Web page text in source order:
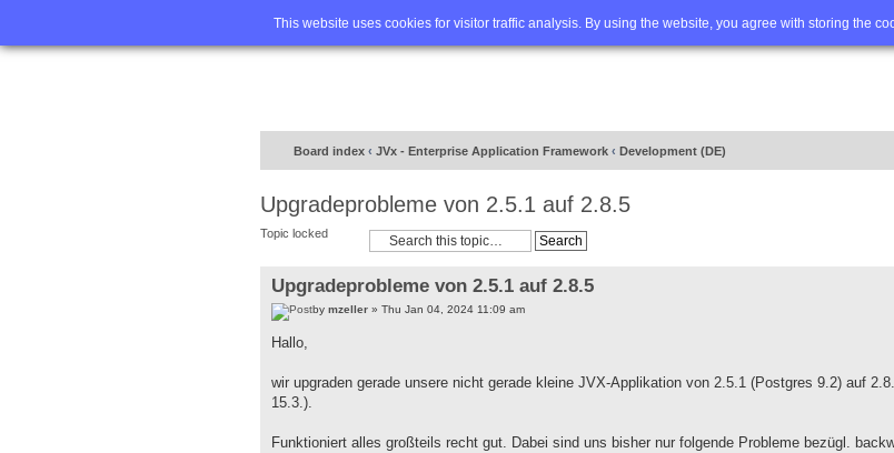
This website uses cookies for visitor traffic analysis. By using the website, you agree with storing the
Home FAQ Advanced search
Board index ‹ JVx - Enterprise Application Framework ‹ Development (DE)
Upgradeprobleme von 2.5.1 auf 2.8.5
Topic locked
Upgradeprobleme von 2.5.1 auf 2.8.5
by mzeller » Thu Jan 04, 2024 11:09 am
Hallo,
wir upgraden gerade unsere nicht gerade kleine JVX-Applikation von 2.5.1 (Postgres 9.2) auf
15.3.).
Funktioniert alles großteils recht gut. Dabei sind uns bisher nur folgende Probleme bezügl.